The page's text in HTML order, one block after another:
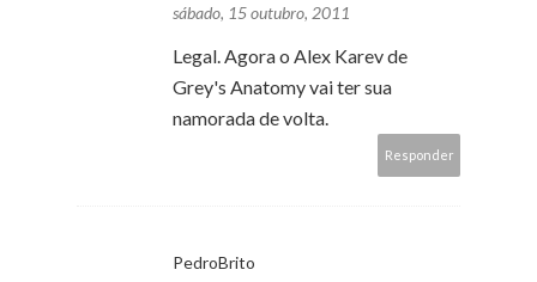
sábado, 15 outubro, 2011
Legal. Agora o Alex Karev de
Grey's Anatomy vai ter sua
namorada de volta.
Responder
PedroBrito